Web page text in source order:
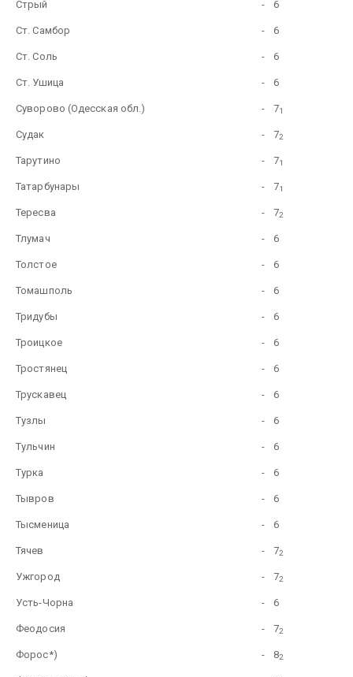
Стрый - 6
Ст. Самбор - 6
Ст. Соль - 6
Ст. Ушица - 6
Суворово (Одесская обл.) - 71
Судак - 72
Тарутино - 71
Татарбунары - 71
Тересва - 72
Тлумач - 6
Толстое - 6
Томашполь - 6
Тридубы - 6
Троицкое - 6
Тростянец - 6
Трускавец - 6
Тузлы - 6
Тульчин - 6
Турка - 6
Тывров - 6
Тысменица - 6
Тячев - 72
Ужгород - 72
Усть-Чорна - 6
Феодосия - 72
Фopoc*) - 82